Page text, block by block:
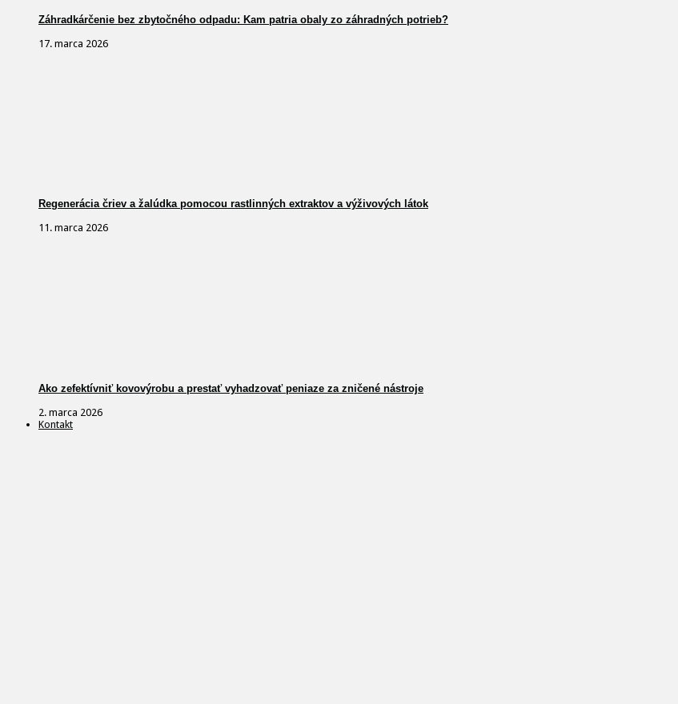
Záhradkárčenie bez zbytočného odpadu: Kam patria obaly zo záhradných potrieb?
17. marca 2026
Regenerácia čriev a žalúdka pomocou rastlinných extraktov a výživových látok
11. marca 2026
Ako zefektívniť kovovýrobu a prestať vyhadzovať peniaze za zničené nástroje
2. marca 2026
Kontakt